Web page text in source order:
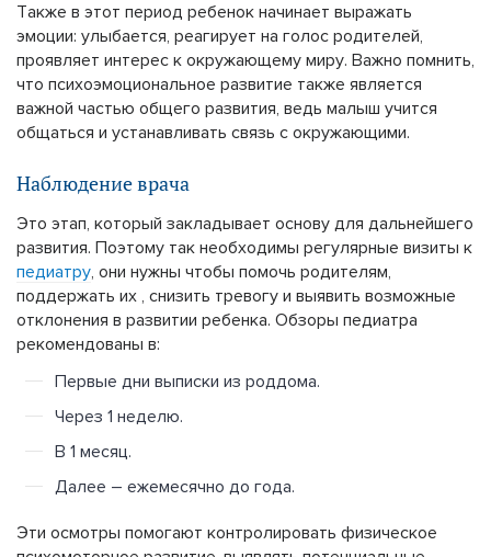
Также в этот период ребенок начинает выражать
эмоции: улыбается, реагирует на голос родителей,
проявляет интерес к окружающему миру. Важно помнить,
что психоэмоциональное развитие также является
важной частью общего развития, ведь малыш учится
общаться и устанавливать связь с окружающими.
Наблюдение врача
Это этап, который закладывает основу для дальнейшего
развития. Поэтому так необходимы регулярные визиты к
педиатру, они нужны чтобы помочь родителям,
поддержать их , снизить тревогу и выявить возможные
отклонения в развитии ребенка. Обзоры педиатра
рекомендованы в:
Первые дни выписки из роддома.
Через 1 неделю.
В 1 месяц.
Далее – ежемесячно до года.
Эти осмотры помогают контролировать физическое